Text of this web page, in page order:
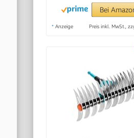
Bei
* Anzeige Preis inkl. MwSt.,